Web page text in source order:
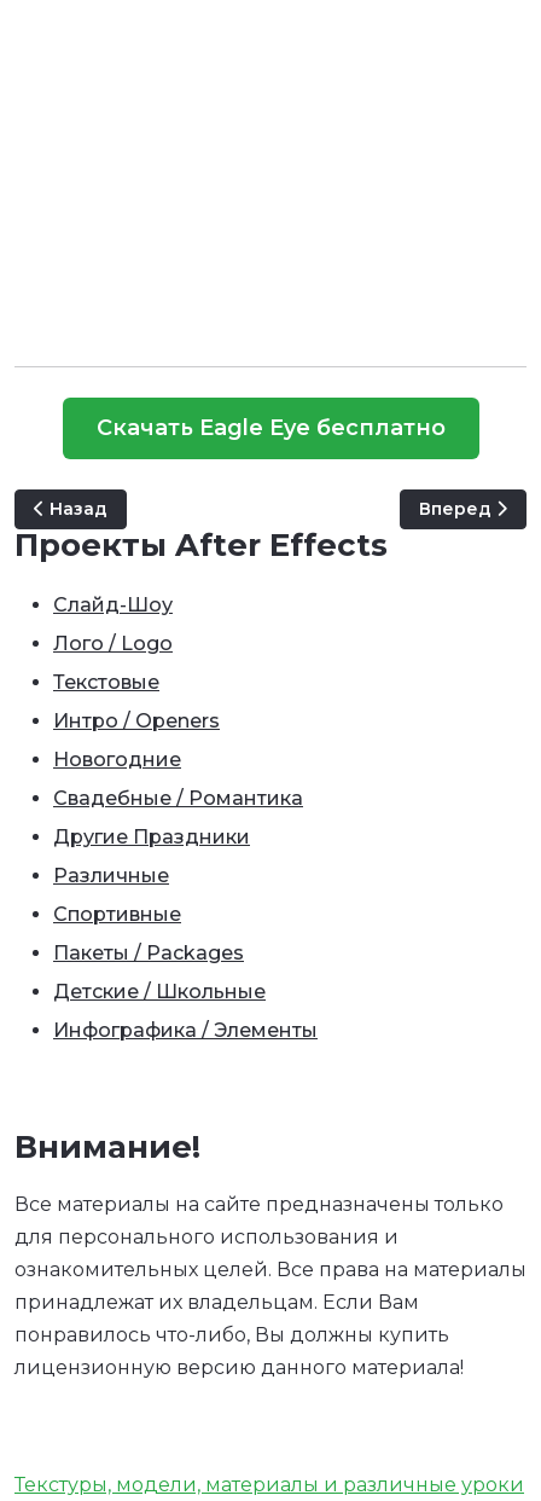
Скачать Eagle Eye бесплатно
Предыдущий: Sketch Valentine's Day
Назад Следующий:
Вперед
Проекты After Effects
Слайд-Шоу
Лого / Logo
Текстовые
Интро / Openers
Новогодние
Свадебные / Романтика
Другие Праздники
Различные
Спортивные
Пакеты / Packages
Детские / Школьные
Инфографика / Элементы
Внимание!
Все материалы на сайте предназначены только
для персонального использования и
ознакомительных целей. Все права на материалы
принадлежат их владельцам. Если Вам
понравилось что-либо, Вы должны купить
лицензионную версию данного материала!
Текстуры, модели, материалы и различные уроки